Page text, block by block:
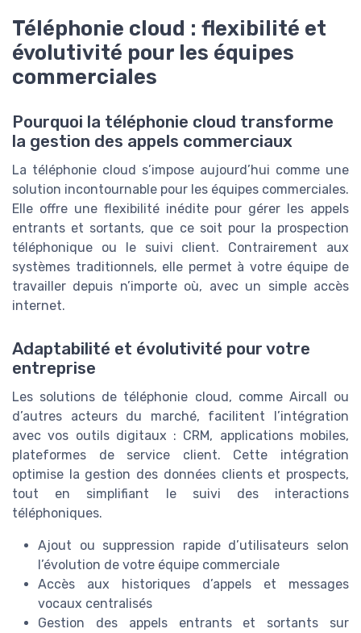
Téléphonie cloud : flexibilité et
évolutivité pour les équipes
commerciales
Pourquoi la téléphonie cloud transforme
la gestion des appels commerciaux
La téléphonie cloud s’impose aujourd’hui comme une
solution incontournable pour les équipes commerciales.
Elle offre une flexibilité inédite pour gérer les appels
entrants et sortants, que ce soit pour la prospection
téléphonique ou le suivi client. Contrairement aux
systèmes traditionnels, elle permet à votre équipe de
travailler depuis n’importe où, avec un simple accès
internet.
Adaptabilité et évolutivité pour votre
entreprise
Les solutions de téléphonie cloud, comme Aircall ou
d’autres acteurs du marché, facilitent l’intégration
avec vos outils digitaux : CRM, applications mobiles,
plateformes de service client. Cette intégration
optimise la gestion des données clients et prospects,
tout en simplifiant le suivi des interactions
téléphoniques.
Ajout ou suppression rapide d’utilisateurs selon
l’évolution de votre équipe commerciale
Accès aux historiques d’appels et messages
vocaux centralisés
Gestion des appels entrants et sortants sur